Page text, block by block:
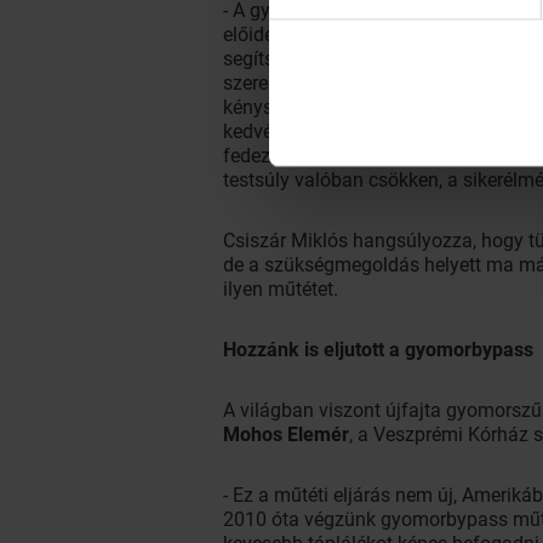
- A gyomorgyűrűs megoldás csak
előidézett betegségek
segítségével kettéosztjuk a
szerepe révén a gyomor alsó
kényszeríti a beteget, hogy
kedvére bármit a gyomorgyűrűvel,
fedeznie kell a kalóriaszükségletet,
testsúly valóban csökken, a
Csiszár Miklós hangsúlyozza, hogy
de a szükségmegoldás helyett ma
ilyen műtétet.
Hozzánk is eljutott a gyomorbypass
A világban viszont újfajta
Mohos Elemér, a Veszprémi Kórház
- Ez a műtéti eljárás nem új,
2010 óta végzünk gyomorbypass